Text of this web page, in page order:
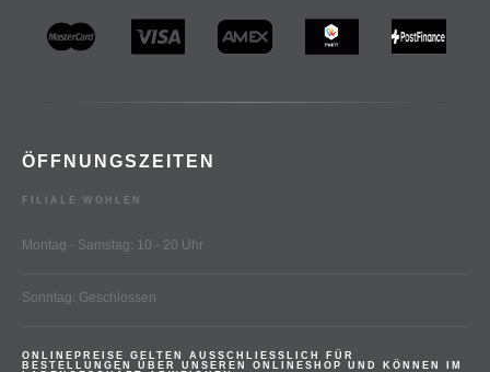
ÖFFNUNGSZEITEN
FILIALE WOHLEN
Montag - Samstag: 10 - 20 Uhr
Sonntag: Geschlossen
ONLINEPREISE GELTEN AUSSCHLIESSLICH FÜR
BESTELLUNGEN ÜBER UNSEREN ONLINESHOP UND KÖNNEN IM